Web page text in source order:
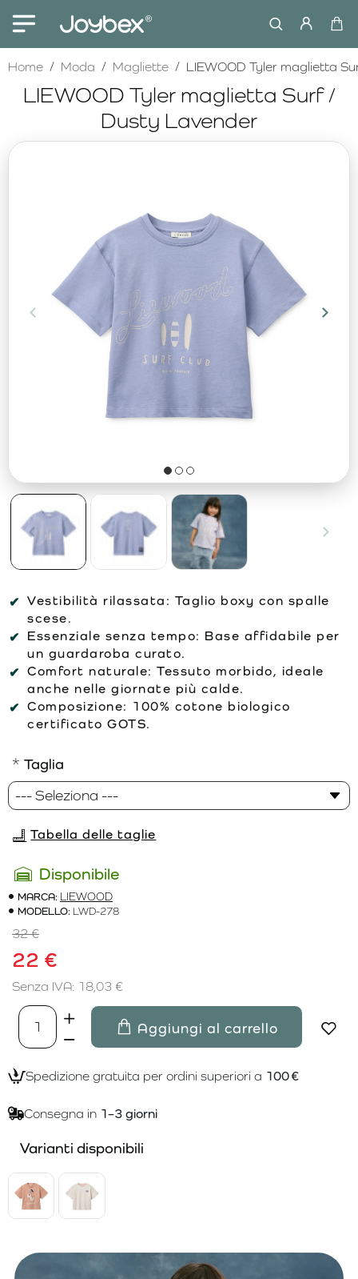
LIEWOOD Tyler maglietta Surf /
Dusty Lavender
HomehomeModa Magliette LIEWOOD Tyler maglietta
Vestibilità rilassata: Taglio boxy con spalle
scese.
Essenziale senza tempo: Base affidabile per
un guardaroba curato.
Comfort naturale: Tessuto morbido, ideale
anche nelle giornate più calde.
Composizione: 100% cotone biologico
certificato GOTS.
Disponibile
MARCA: LIEWOOD
MODELLO: LWD-278
22 €
32 €
Senza IVA: 18,03 €
Taglia
Aggiungi al carrello
Tabella delle taglie
Spedizione gratuita per ordini superiori a 100 €
Consegna in 1–3 giorni
Varianti disponibili